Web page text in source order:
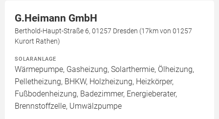
G.Heimann GmbH
Berthold-Haupt-Straße 6, 01257 Dresden (17km von 01257
Kurort Rathen)
SOLARANLAGE
Wärmepumpe, Gasheizung, Solarthermie, Ölheizung,
Pelletheizung, BHKW, Holzheizung, Heizkörper,
Fußbodenheizung, Badezimmer, Energieberater,
Brennstoffzelle, Umwälzpumpe